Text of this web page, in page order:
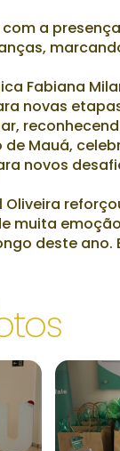
a
Fabiana
novas
Mauá,
novos
Oliveira
muita
deste ano.